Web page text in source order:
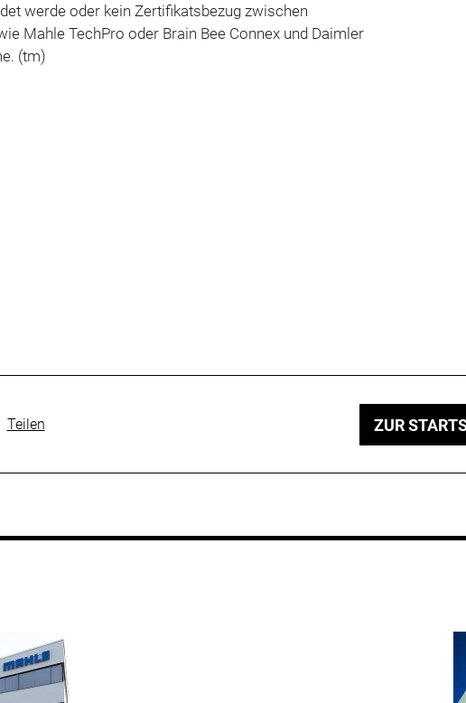
werde oder kein Zertifikatsbezug zwischen
Mahle TechPro oder Brain Bee Connex und Daimler
(tm)
Teilen ZUR